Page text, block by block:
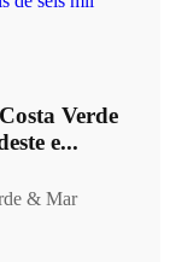
Verde
e...
& Mar